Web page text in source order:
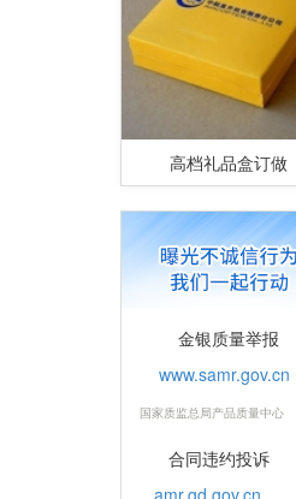
高档礼品盒订做
金银质量举报
www.samr.gov.cn
国家质监总局产品质量中心
合同违约投诉